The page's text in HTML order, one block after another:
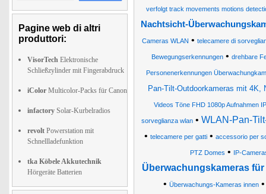
Pagine web di altri
produttori:
VisorTech Elektronische
Schließzylinder mit Fingerabdruck
iColor Multicolor-Packs für Canon
infactory Solar-Kurbelradios
revolt Powerstation mit
Schnellladefunktion
tka Köbele Akkutechnik
Hörgeräte Batterien
verfolgt track movements motions
Nachtsicht-
Cameras WLAN • telecamere di
Bewegungserkennungen• drehbare
Personenerkennungen
Pan-Tilt-Outdoorkameras mit
Videos Töne FHD 1080p Aufnahmen
sorveglianza wlan• WLAN-Pan-
• telecamere per gatti• accessorio per
PTZ Domes • IP-
Überwachungskameras
• Überwachungs-Kameras innen